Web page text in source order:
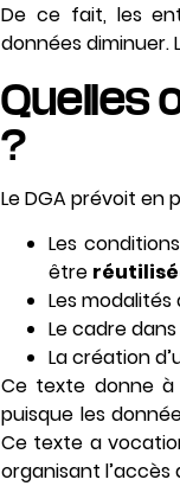
De ce fait, les
données diminuer.
Quelles
?
Le DGA prévoit en
Les
être
Les
Le cadre
La création
Ce texte donne à
puisque les
Ce texte a
organisant l’accès